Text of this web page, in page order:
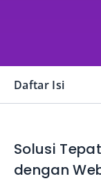
Daftar Isi
Solusi
dengan